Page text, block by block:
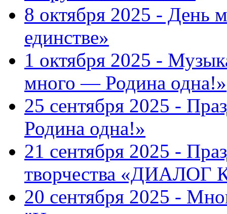
8 октября 2025 - День
единстве»
1 октября 2025 -
много — Родина одна!»
25 сентября 2025 -
Родина одна!»
21 сентября 2025 -
творчества «ДИАЛОГ
20 сентября 2025 -